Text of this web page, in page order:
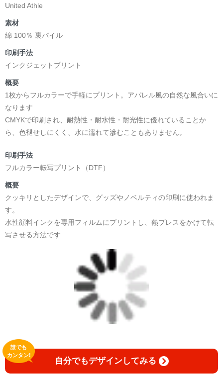
United Athle
素材
綿 100％ 裏パイル
印刷手法
インクジェットプリント
概要
1枚からフルカラーで手軽にプリント。アパレル風の自然な風合いに
なります
CMYKで印刷され、耐熱性・耐水性・耐光性に優れていることか
ら、色褪せしにくく、水に濡れて滲むこともありません。
印刷手法
フルカラー転写プリント（DTF）
概要
クッキリとしたデザインで、グッズやノベルティの印刷に使われま
す。
水性顔料インクを専用フィルムにプリントし、熱プレスをかけて転
写させる方法です
自分でもデザインしてみる
誰でも
カンタン!